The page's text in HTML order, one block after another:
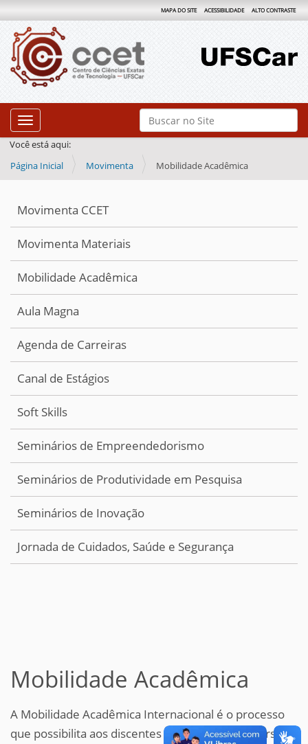
Busca
Busca Avançada…
MAPA DO SITE ACESSIBILIDADE ALTO CONTRASTE
Toggle navigation
Você está aqui:
Página Inicial
Movimenta Mobilidade Acadêmica
Movimenta CCET
Movimenta Materiais
Mobilidade Acadêmica
Aula Magna
Agenda de Carreiras
Canal de Estágios
Soft Skills
Seminários de Empreendedorismo
Seminários de Produtividade em Pesquisa
Seminários de Inovação
Jornada de Cuidados, Saúde e Segurança
Mobilidade Acadêmica
A Mobilidade Acadêmica Internacional é o processo
que possibilita aos discentes matriculado nos cursos